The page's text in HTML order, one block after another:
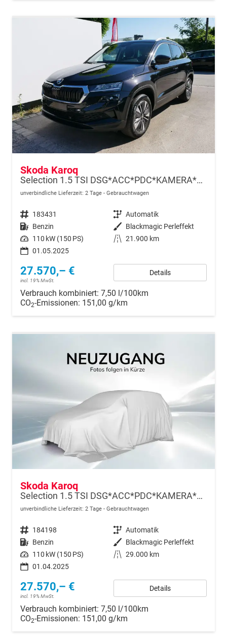
Skoda Karoq
Selection 1.5 TSI DSG*ACC*PDC*KAMERA*TEMPOMAT*LED*SMARTLINK*KLIMA*RADIO*17-ZOLL
unverbindliche Lieferzeit: 2 Tage Gebrauchtwagen
Fahrzeugnr. 183431 Getriebe Automatik
Kraftstoff Benzin Außenfarbe Blackmagic Perleffekt
Leistung 110 kW (150 PS) Kilometerstand 21.900 km
01.05.2025
27.570,– €
incl. 19% MwSt.
Details
Verbrauch kombiniert: 7,50 l/100km
CO2-Emissionen: 151,00 g/km
Skoda Karoq
Selection 1.5 TSI DSG*ACC*PDC*KAMERA*TEMPOMAT*LED*SMARTLINK*KLIMA*RADIO*17-ZOLL
unverbindliche Lieferzeit: 2 Tage Gebrauchtwagen
Fahrzeugnr. 184198 Getriebe Automatik
Kraftstoff Benzin Außenfarbe Blackmagic Perleffekt
Leistung 110 kW (150 PS) Kilometerstand 29.000 km
01.04.2025
27.570,– €
incl. 19% MwSt.
Details
Verbrauch kombiniert: 7,50 l/100km
CO2-Emissionen: 151,00 g/km